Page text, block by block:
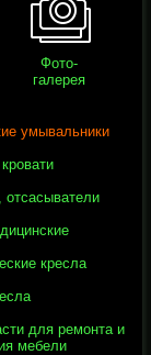
Фото-
галерея
умывальники
отсасыватели
кресла
для ремонта и
мебели